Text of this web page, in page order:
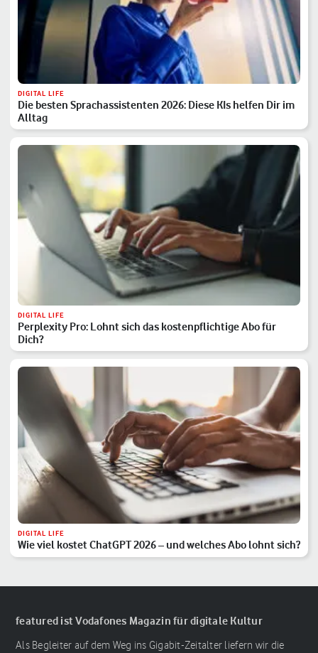
DIGITAL LIFE
Die besten Sprachassistenten 2026: Diese KIs helfen Dir im
Alltag
DIGITAL LIFE
Perplexity Pro: Lohnt sich das kostenpflichtige Abo für
Dich?
DIGITAL LIFE
Wie viel kostet ChatGPT 2026 – und welches Abo lohnt sich?
featured ist Vodafones Magazin für digitale Kultur
Als Begleiter auf dem Weg ins Gigabit-Zeitalter liefern wir die